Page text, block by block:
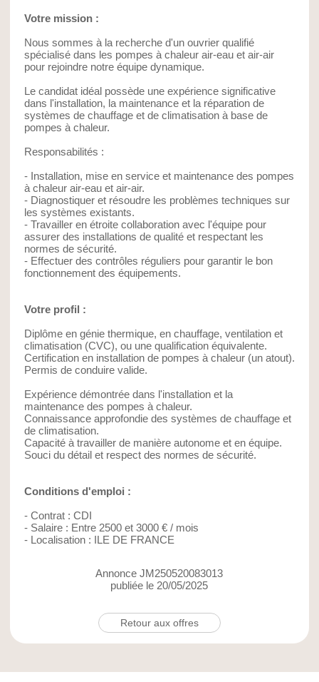
Votre mission :
Nous sommes à la recherche d'un ouvrier qualifié
spécialisé dans les pompes à chaleur air-eau et air-air
pour rejoindre notre équipe dynamique.
Le candidat idéal possède une expérience significative
dans l'installation, la maintenance et la réparation de
systèmes de chauffage et de climatisation à base de
pompes à chaleur.
Responsabilités :
- Installation, mise en service et maintenance des pompes
à chaleur air-eau et air-air.
- Diagnostiquer et résoudre les problèmes techniques sur
les systèmes existants.
- Travailler en étroite collaboration avec l'équipe pour
assurer des installations de qualité et respectant les
normes de sécurité.
- Effectuer des contrôles réguliers pour garantir le bon
fonctionnement des équipements.
Votre profil :
Diplôme en génie thermique, en chauffage, ventilation et
climatisation (CVC), ou une qualification équivalente.
Certification en installation de pompes à chaleur (un atout).
Permis de conduire valide.
Expérience démontrée dans l'installation et la
maintenance des pompes à chaleur.
Connaissance approfondie des systèmes de chauffage et
de climatisation.
Capacité à travailler de manière autonome et en équipe.
Souci du détail et respect des normes de sécurité.
Conditions d'emploi :
- Contrat : CDI
- Salaire : Entre 2500 et 3000 € / mois
- Localisation : ILE DE FRANCE
Annonce JM250520083013
publiée le 20/05/2025
Retour aux offres